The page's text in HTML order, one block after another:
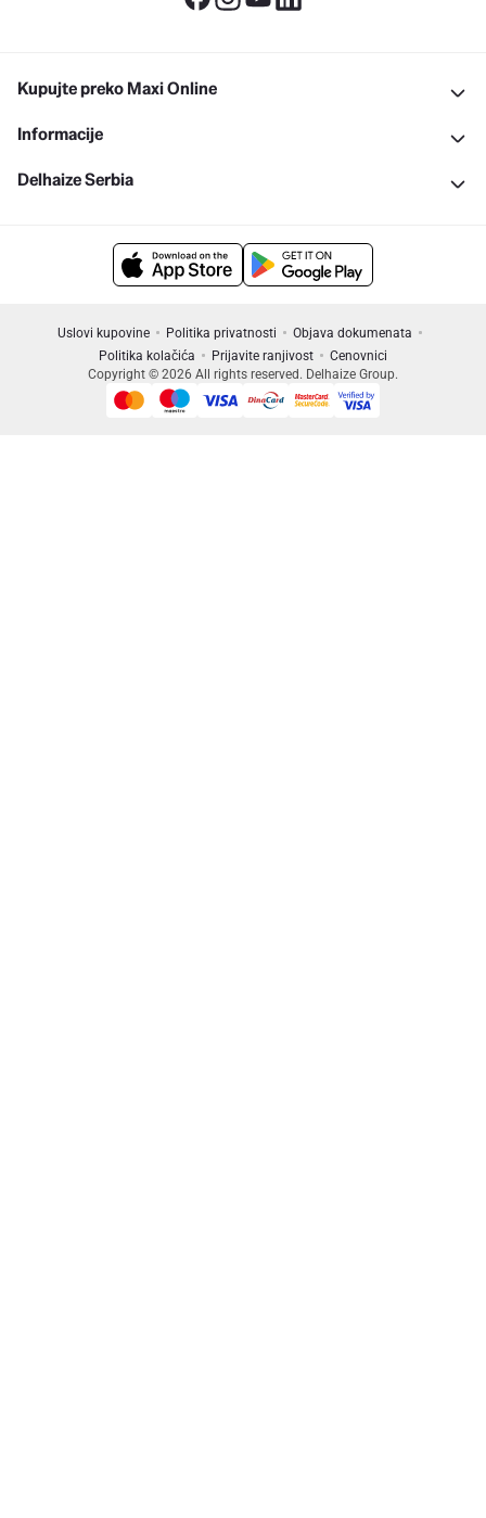
Kupujte preko Maxi Online
Informacije
Delhaize Serbia
Uslovi kupovine Politika privatnosti
Objava dokumenata
Politika kolačića
Prijavite ranjivost
Cenovnici
Copyright © 2026 All rights reserved. Delhaize Group.